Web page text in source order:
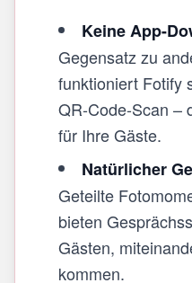
Keine App-
Gegensatz zu
funktioniert Fotify
QR-Code-Scan –
für Ihre Gäste.
Natürlicher
Geteilte
bieten
Gästen,
kommen.